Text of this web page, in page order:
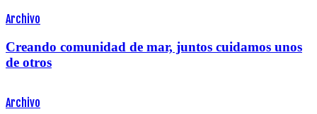
Archivo
Creando comunidad de mar, juntos cuidamos unos
de otros
Archivo